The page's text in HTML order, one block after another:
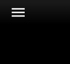
menu